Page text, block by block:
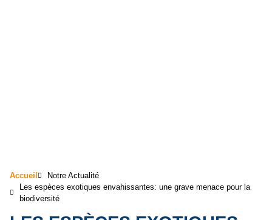
Accueil
Notre Actualité
Les espèces exotiques envahissantes: une grave menace pour la
biodiversité